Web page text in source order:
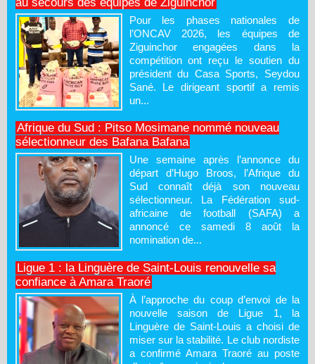
Pour les phases nationales de
l’ONCAV 2026, les équipes de
Ziguinchor engagées dans la
compétition ont reçu le soutien du
président du Casa Sports, Seydou
Sané. Le dirigeant sportif a remis
un...
Afrique du Sud : Pitso Mosimane nommé nouveau
sélectionneur des Bafana Bafana
Une semaine après l’annonce du
départ d’Hugo Broos, l’Afrique du
Sud connaît déjà son nouveau
sélectionneur. La Fédération sud-
africaine de football (SAFA) a
annoncé ce samedi 8 août la
nomination de...
Ligue 1 : la Linguère de Saint-Louis renouvelle sa
confiance à Amara Traoré
À l’approche du coup d’envoi de la
nouvelle saison de Ligue 1, la
Linguère de Saint-Louis a choisi de
miser sur la stabilité. Le club nordiste
a confirmé Amara Traoré au poste